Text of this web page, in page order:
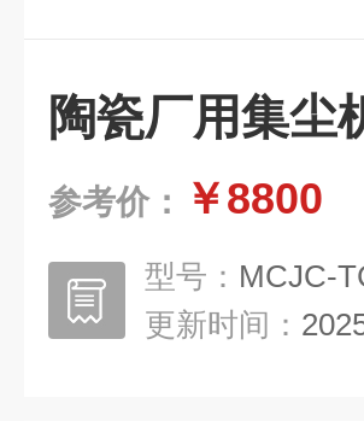
陶瓷厂用集尘
参考价： ￥8800
型号： MCJC-
更新时间：